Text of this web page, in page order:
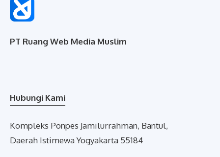
PT Ruang Web Media Muslim
Hubungi Kami
Kompleks Ponpes Jamilurrahman, Bantul,
Daerah Istimewa Yogyakarta 55184